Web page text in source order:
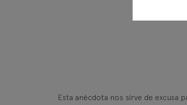
Esta anécdota nos sirve de